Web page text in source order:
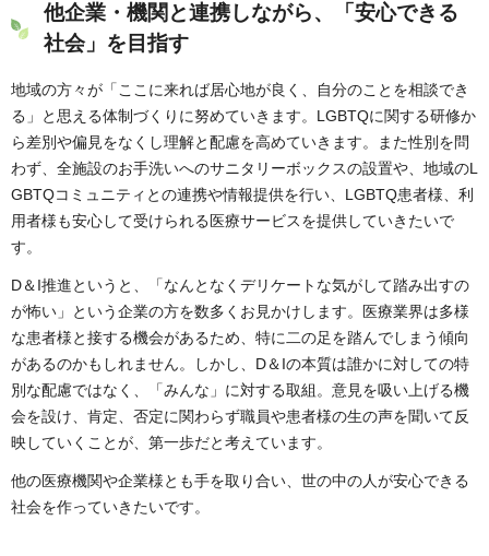
他企業・機関と連携しながら、「安心できる
社会」を目指す
地域の方々が「ここに来れば居心地が良く、自分のことを相談でき
る」と思える体制づくりに努めていきます。LGBTQに関する研修か
ら差別や偏見をなくし理解と配慮を高めていきます。また性別を問
わず、全施設のお手洗いへのサニタリーボックスの設置や、地域のL
GBTQコミュニティとの連携や情報提供を行い、LGBTQ患者様、利
用者様も安心して受けられる医療サービスを提供していきたいで
す。
D＆I推進というと、「なんとなくデリケートな気がして踏み出すの
が怖い」という企業の方を数多くお見かけします。医療業界は多様
な患者様と接する機会があるため、特に二の足を踏んでしまう傾向
があるのかもしれません。しかし、D＆Iの本質は誰かに対しての特
別な配慮ではなく、「みんな」に対する取組。意見を吸い上げる機
会を設け、肯定、否定に関わらず職員や患者様の生の声を聞いて反
映していくことが、第一歩だと考えています。
他の医療機関や企業様とも手を取り合い、世の中の人が安心できる
社会を作っていきたいです。